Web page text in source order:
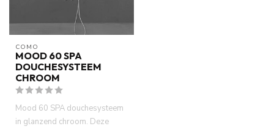
COMO
MOOD 60 SPA
DOUCHESYSTEEM
CHROOM
Mood 60 SPA douchesysteem
in glanzend chroom. Deze